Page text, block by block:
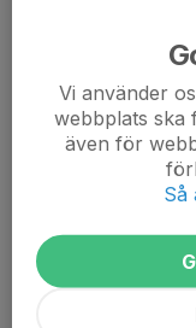
Vi använder
webbplats ska
även för
Så